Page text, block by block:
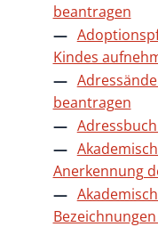
beantragen
Kindes
beantragen
Anerkennung